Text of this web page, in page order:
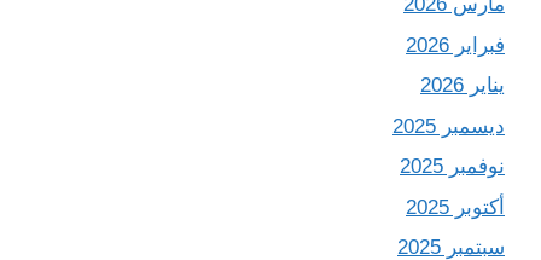
فبراير 2026
يناير 2026
ديسمبر 2025
نوفمبر 2025
أكتوبر 2025
سبتمبر 2025